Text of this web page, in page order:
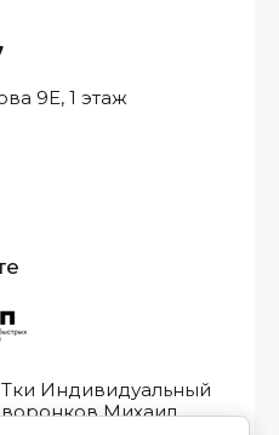
Индивидуальный
Михаил
9Е, 1 этаж